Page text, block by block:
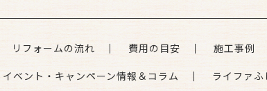
リフォームの流れ 費用の目安 施工事例
イベント・キャンペーン情報＆コラム
ライファ